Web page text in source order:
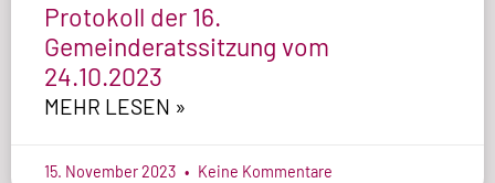
Protokoll der 16.
Gemeinderatssitzung vom
24.10.2023
MEHR LESEN »
15. November 2023 Keine Kommentare